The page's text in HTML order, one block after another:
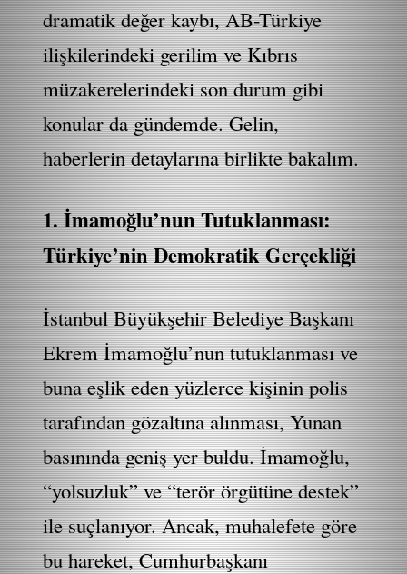
dramatik değer kaybı, AB-Türkiye
ilişkilerindeki gerilim ve Kıbrıs
müzakerelerindeki son durum gibi
konular da gündemde. Gelin,
haberlerin detaylarına birlikte bakalım.
1. İmamoğlu’nun Tutuklanması:
Türkiye’nin Demokratik Gerçekliği
İstanbul Büyükşehir Belediye Başkanı
Ekrem İmamoğlu’nun tutuklanması ve
buna eşlik eden yüzlerce kişinin polis
tarafından gözaltına alınması, Yunan
basınında geniş yer buldu. İmamoğlu,
“yolsuzluk” ve “terör örgütüne destek”
ile suçlanıyor. Ancak, muhalefete göre
bu hareket, Cumhurbaşkanı